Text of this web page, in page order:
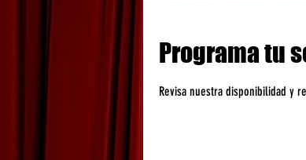
Programa tu
Revisa nuestra disponibilidad y